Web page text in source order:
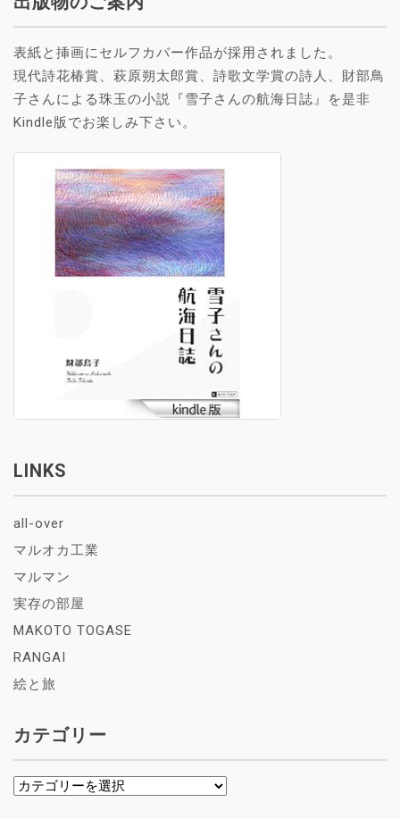
表紙と挿画にセルフカバー作品が採用されました。
現代詩花椿賞、萩原朔太郎賞、詩歌文学賞の詩人、財部鳥
子さんによる珠玉の小説『雪子さんの航海日誌』を是非
Kindle版でお楽しみ下さい。
LINKS
all-over
マルオカ工業
マルマン
実存の部屋
MAKOTO TOGASE
RANGAI
絵と旅
カテゴリー
カ